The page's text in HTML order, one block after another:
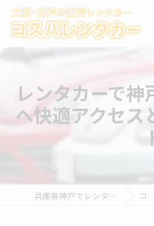
レンタカーで
へ快適アクセス
兵庫県神戸でレンタカーならコスパレンタカー コラム